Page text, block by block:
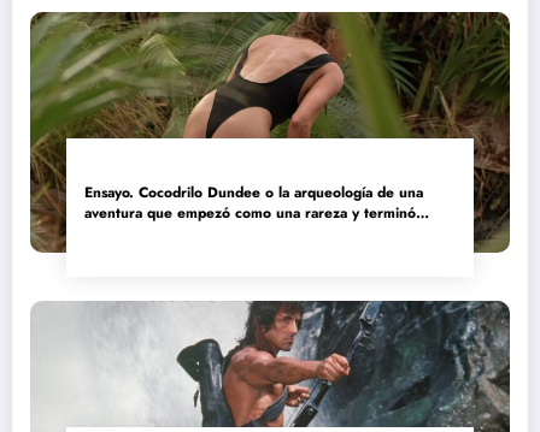
Ensayo. Cocodrilo Dundee o la arqueología de una
aventura que empezó como una rareza y terminó